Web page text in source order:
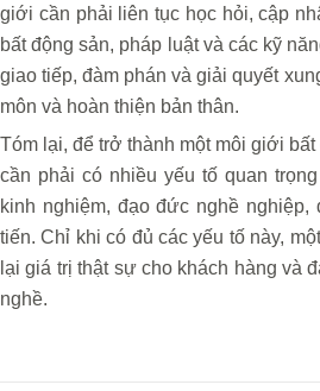
giới cần phải liên tục học hỏi, cập
bất động sản, pháp luật và các kỹ
giao tiếp, đàm phán và giải quyết
môn và hoàn thiện bản thân.
Tóm lại, để trở thành một môi giới
cần phải có nhiều yếu tố quan
kinh nghiệm, đạo đức nghề nghiệp,
tiến. Chỉ khi có đủ các yếu tố này,
lại giá trị thật sự cho khách hàng và
nghề.